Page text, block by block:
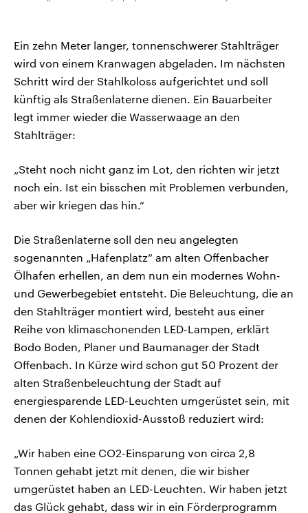
Ein zehn Meter langer, tonnenschwerer Stahlträger
wird von einem Kranwagen abgeladen. Im nächsten
Schritt wird der Stahlkoloss aufgerichtet und soll
künftig als Straßenlaterne dienen. Ein Bauarbeiter
legt immer wieder die Wasserwaage an den
Stahlträger:
„Steht noch nicht ganz im Lot, den richten wir jetzt
noch ein. Ist ein bisschen mit Problemen verbunden,
aber wir kriegen das hin.“
Die Straßenlaterne soll den neu angelegten
sogenannten „Hafenplatz“ am alten Offenbacher
Ölhafen erhellen, an dem nun ein modernes Wohn-
und Gewerbegebiet entsteht. Die Beleuchtung, die an
den Stahlträger montiert wird, besteht aus einer
Reihe von klimaschonenden LED-Lampen, erklärt
Bodo Boden, Planer und Baumanager der Stadt
Offenbach. In Kürze wird schon gut 50 Prozent der
alten Straßenbeleuchtung der Stadt auf
energiesparende LED-Leuchten umgerüstet sein, mit
denen der Kohlendioxid-Ausstoß reduziert wird:
„Wir haben eine CO2-Einsparung von circa 2,8
Tonnen gehabt jetzt mit denen, die wir bisher
umgerüstet haben an LED-Leuchten. Wir haben jetzt
das Glück gehabt, dass wir in ein Förderprogramm